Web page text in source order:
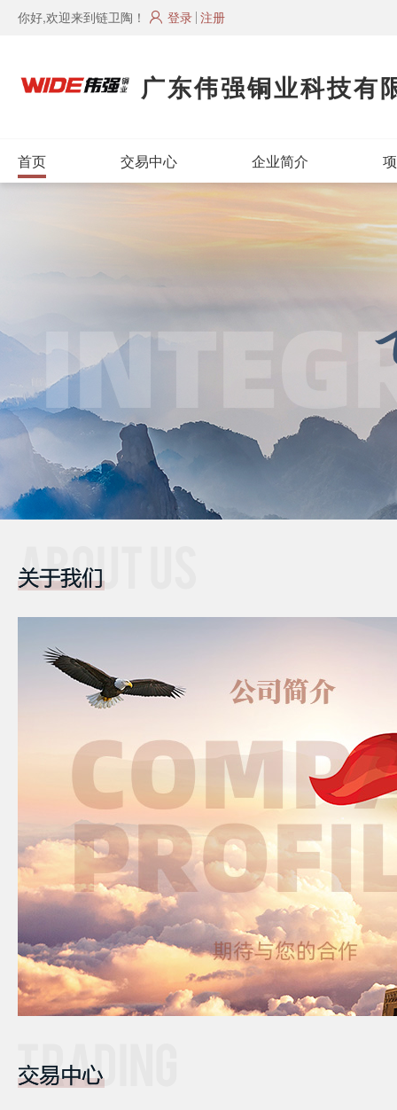
你好,欢迎来到链卫陶！ 登录 注册
广东伟强铜业科技有
首页 交易中心 企业简介